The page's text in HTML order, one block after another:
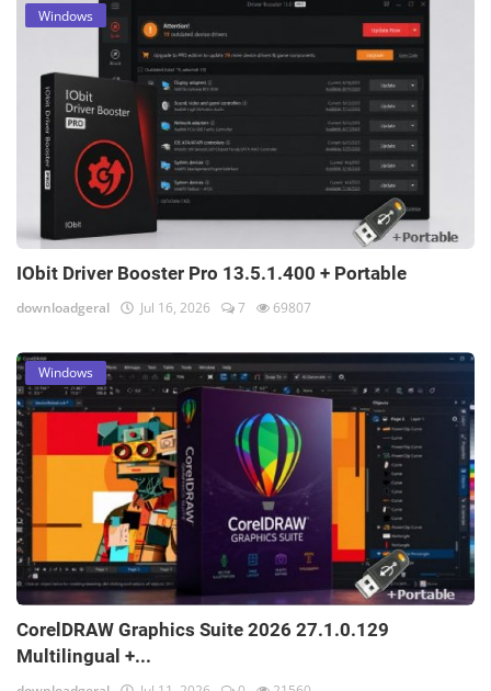
Windows
IObit Driver Booster Pro 13.5.1.400 + Portable
downloadgeral Jul 16, 2026 7 69807
Windows
CorelDRAW Graphics Suite 2026 27.1.0.129
Multilingual +...